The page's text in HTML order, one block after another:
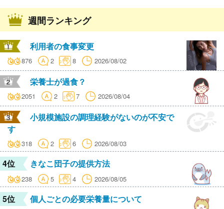
週間ランキング
利用者の食事変更
876 2 8 2026/08/02
栄養士が過食？
2051 2 7 2026/08/04
小規模施設の調理経験がないのが不安で
す
318 2 6 2026/08/03
4位 きなこ団子の提供方法
238 5 4 2026/08/05
5位 個人ごとの必要栄養量について